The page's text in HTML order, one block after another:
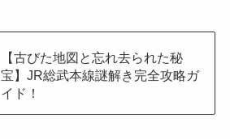
【古びた地図と忘れ去られた秘
宝】JR総武本線謎解き完全攻略ガ
イド！